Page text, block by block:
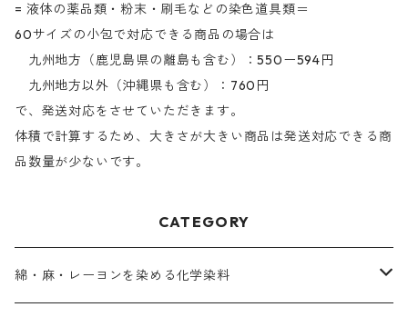
= 液体の薬品類・粉末・刷毛などの染色道具類＝
60サイズの小包で対応できる商品の場合は
九州地方（鹿児島県の離島も含む）：550ー594円
九州地方以外（沖縄県も含む）：760円
で、発送対応をさせていただきます。
体積で計算するため、大きさが大きい商品は発送対応できる商
品数量が少ないです。
CATEGORY
綿・麻・レーヨンを染める化学染料